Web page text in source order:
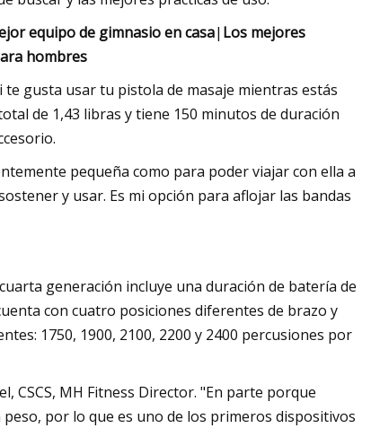
equipo de gimnasio en casa| Los mejores
hombres
gusta usar tu pistola de masaje mientras estás
de 1,43 libras y tiene 150 minutos de duración
pequeña como para poder viajar con ella a
y usar. Es mi opción para aflojar las bandas
generación incluye una duración de batería de
con cuatro posiciones diferentes de brazo y
1750, 1900, 2100, 2200 y 2400 percusiones por
CSCS, MH Fitness Director. "En parte porque
por lo que es uno de los primeros dispositivos